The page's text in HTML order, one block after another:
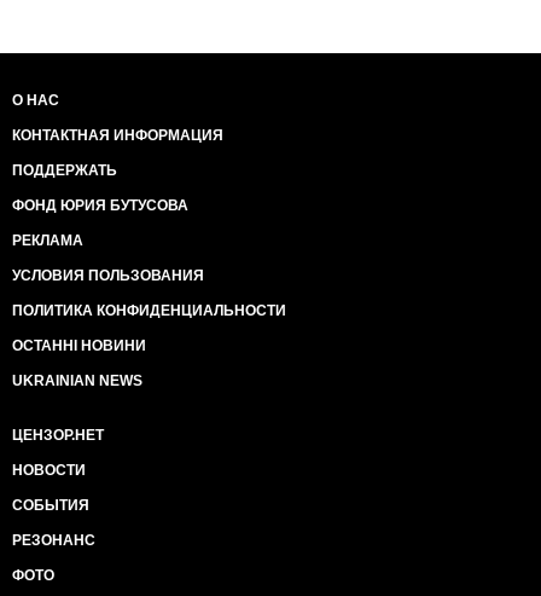
О НАС
КОНТАКТНАЯ ИНФОРМАЦИЯ
ПОДДЕРЖАТЬ
ФОНД ЮРИЯ БУТУСОВА
РЕКЛАМА
УСЛОВИЯ ПОЛЬЗОВАНИЯ
ПОЛИТИКА КОНФИДЕНЦИАЛЬНОСТИ
ОСТАННІ НОВИНИ
UKRAINIAN NEWS
ЦЕНЗОР.НЕТ
НОВОСТИ
СОБЫТИЯ
РЕЗОНАНС
ФОТО